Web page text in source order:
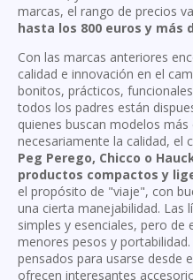
marcas, el rango de precios
hasta los 800 euros y más
Con las marcas anteriores
calidad e innovación en el
bonitos, prácticos,
todos los padres están
quienes buscan modelos
necesariamente la calidad, el
Peg Perego, Chicco o
productos compactos y
el propósito de "viaje", con
una cierta manejabilidad. Las
simples y esenciales, pero de
menores pesos y
pensados ​​para usarse desde
ofrecen interesantes